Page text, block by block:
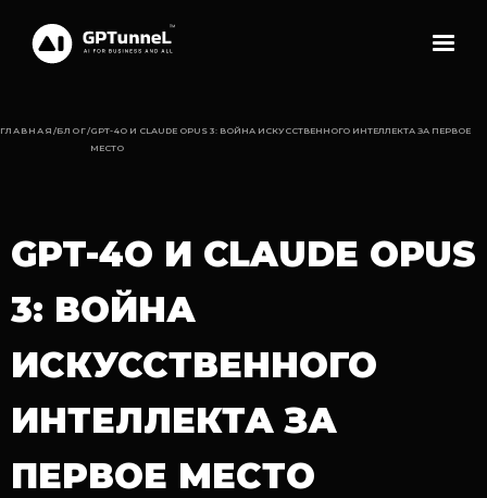
ГЛАВНАЯ /БЛОГ/GPT-4О И CLAUDE OPUS 3: ВОЙНА ИСКУССТВЕННОГО ИНТЕЛЛЕКТА ЗА ПЕРВОЕ
МЕСТО
GPT-4О И CLAUDE OPUS
3: ВОЙНА
ИСКУССТВЕННОГО
ИНТЕЛЛЕКТА ЗА
ПЕРВОЕ МЕСТО